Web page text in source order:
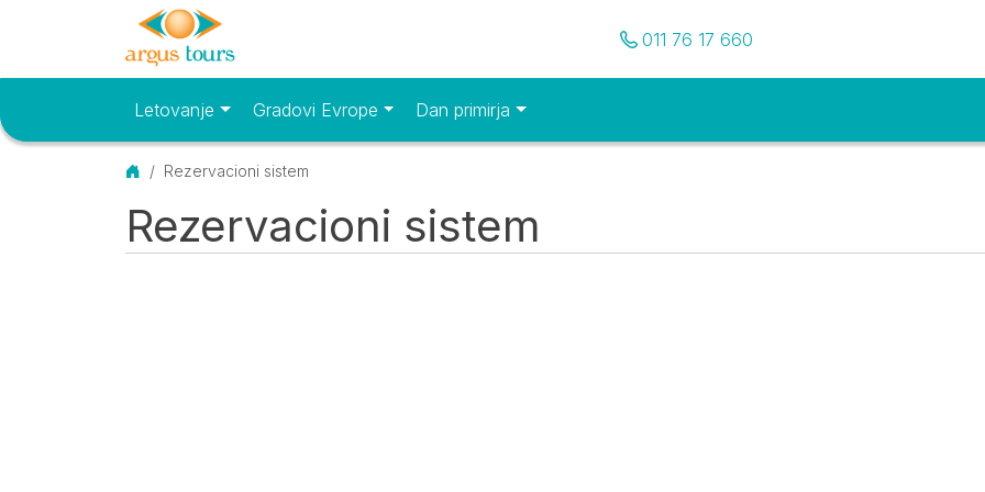
Pozovite nas
011 76 17 660
Osnovni meniLetovanje Gradovi Evrope Dan primirja
Početna
Rezervacioni sistem
Rezervacioni sistem